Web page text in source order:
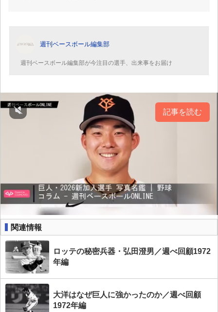
週刊ベースボール編集部
週刊ベースボール編集部が今注目の選手、出来事をお届け
記事を読む
関連情報
ロッテの秘密兵器・弘田澄男／週べ回顧1972
年編
大洋はなぜ巨人に強かったのか／週べ回顧
1972年編